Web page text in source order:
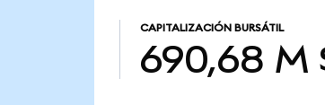
CAPITALIZACIÓN BURSÁTIL
690,68 M